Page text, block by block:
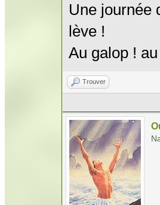
Une journée
lève !
Au galop !
Trouver